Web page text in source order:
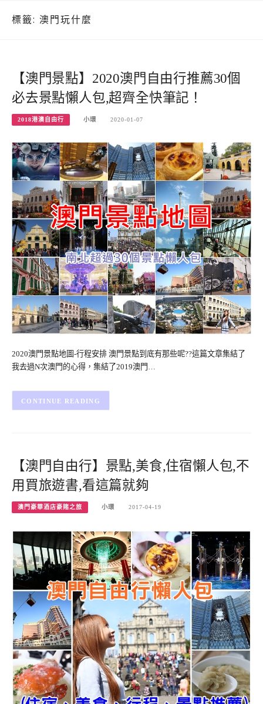
標籤: 澳門玩什麼
【澳門景點】2020澳門自由行推薦30個
必去景點懶人包,超齊全快筆記！
2018港澳自由行 小環 2020-01-07
2020澳門景點地圖-行程安排 澳門景點到底有那些呢??這篇文章集結了
我去過N次澳門的心得，集結了2019澳門…
CONTINUE READING
【澳門自由行】景點,美食,住宿懶人包,不
用買旅遊書,看這篇就夠
澳門豪華酒店豪賭之旅 小環 2017-04-19